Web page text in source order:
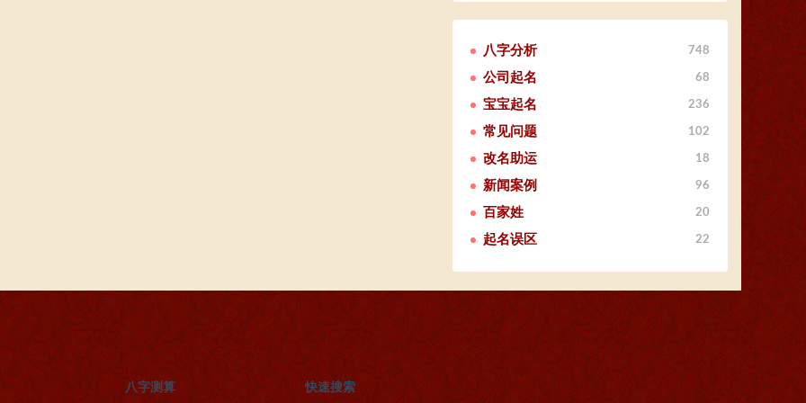
八字分析 748
公司起名 68
宝宝起名 236
常见问题 102
改名助运 18
新闻案例 96
百家姓 20
起名误区 22
八字测算 快速搜索